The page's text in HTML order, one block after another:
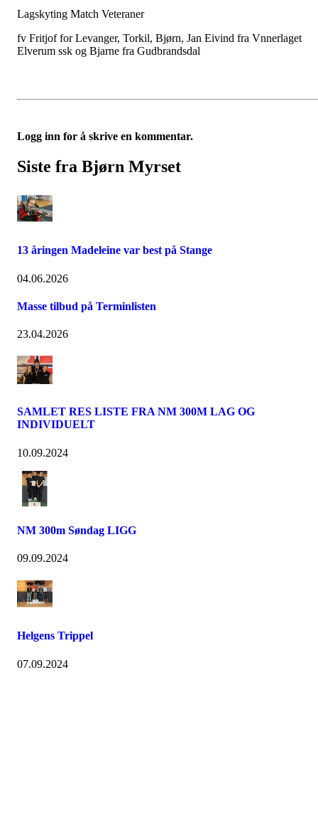
Lagskyting Match Veteraner
fv Fritjof for Levanger, Torkil, Bjørn, Jan Eivind fra Vnnerlaget
Elverum ssk og Bjarne fra Gudbrandsdal
Logg inn for å skrive en kommentar.
Siste fra Bjørn Myrset
13 åringen Madeleine var best på Stange
04.06.2026
Masse tilbud på Terminlisten
23.04.2026
SAMLET RES LISTE FRA NM 300M LAG OG
INDIVIDUELT
10.09.2024
NM 300m Søndag LIGG
09.09.2024
Helgens Trippel
07.09.2024